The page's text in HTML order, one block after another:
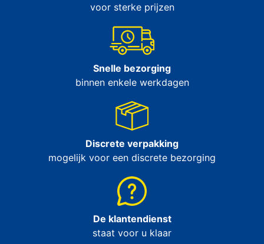
voor sterke prijzen
Snelle bezorging
binnen enkele werkdagen
Discrete verpakking
mogelijk voor een discrete bezorging
De klantendienst
staat voor u klaar